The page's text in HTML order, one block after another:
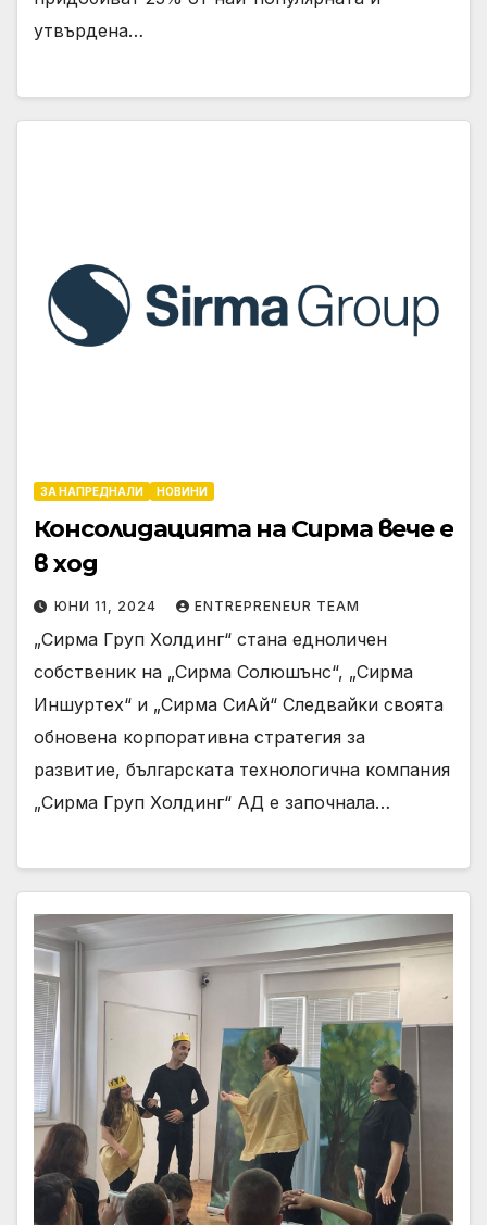
утвърдена…
ЗА НАПРЕДНАЛИ НОВИНИ
Консолидацията на Сирма вече е
в ход
ЮНИ 11, 2024 ENTREPRENEUR TEAM
„Сирма Груп Холдинг“ стана едноличен
собственик на „Сирма Солюшънс“, „Сирма
Иншуртех“ и „Сирма СиАй“ Следвайки своята
обновена корпоративна стратегия за
развитие, българската технологична компания
„Сирма Груп Холдинг“ АД е започнала…